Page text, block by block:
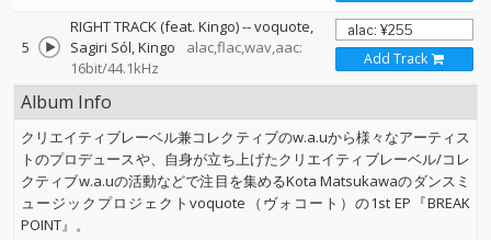
5
RIGHT TRACK (feat. Kingo)--voquote
Sagiri Sól Kingo
alac,flac,wav,aac:
16bit/44.1kHz
Add Track
Album Info
クリエイティブレーベル兼コレクティブのw.a.uから様々なアーティス
トのプロデュースや、自身が立ち上げたクリエイティブレーベル/コレ
クティブw.a.uの活動などで注目を集めるKota Matsukawaのダンスミ
ュージックプロジェクトvoquote（ヴォコート）の1st EP『BREAK
POINT』。